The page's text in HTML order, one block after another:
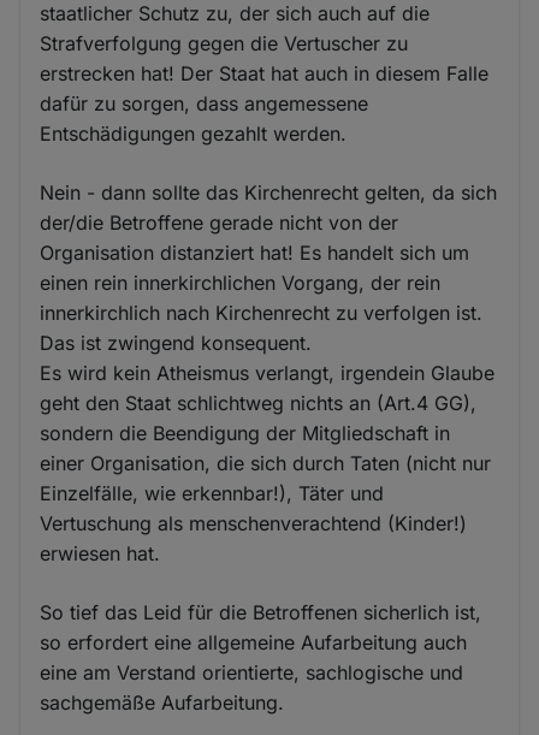
staatlicher Schutz zu, der sich auch auf die
Strafverfolgung gegen die Vertuscher zu
erstrecken hat! Der Staat hat auch in diesem Falle
dafür zu sorgen, dass angemessene
Entschädigungen gezahlt werden.
Nein - dann sollte das Kirchenrecht gelten, da sich
der/die Betroffene gerade nicht von der
Organisation distanziert hat! Es handelt sich um
einen rein innerkirchlichen Vorgang, der rein
innerkirchlich nach Kirchenrecht zu verfolgen ist.
Das ist zwingend konsequent.
Es wird kein Atheismus verlangt, irgendein Glaube
geht den Staat schlichtweg nichts an (Art.4 GG),
sondern die Beendigung der Mitgliedschaft in
einer Organisation, die sich durch Taten (nicht nur
Einzelfälle, wie erkennbar!), Täter und
Vertuschung als menschenverachtend (Kinder!)
erwiesen hat.
So tief das Leid für die Betroffenen sicherlich ist,
so erfordert eine allgemeine Aufarbeitung auch
eine am Verstand orientierte, sachlogische und
sachgemäße Aufarbeitung.